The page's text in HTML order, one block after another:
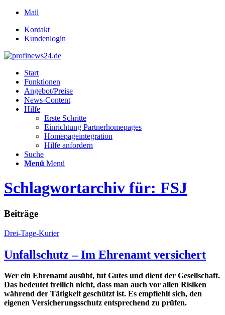
Mail
Kontakt
Kundenlogin
Start
Funktionen
Angebot/Preise
News-Content
Hilfe
Erste Schritte
Einrichtung Partnerhomepages
Homepageintegration
Hilfe anfordern
Suche
Menü Menü
Schlagwortarchiv für: FSJ
Beiträge
Drei-Tage-Kurier
Unfallschutz – Im Ehrenamt versichert
Wer ein Ehrenamt ausübt, tut Gutes und dient der Gesellschaft.
Das bedeutet freilich nicht, dass man auch vor allen Risiken
während der Tätigkeit geschützt ist. Es empfiehlt sich, den
eigenen Versicherungsschutz entsprechend zu prüfen.